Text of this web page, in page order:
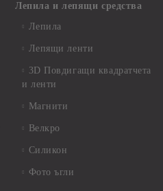
Лепила и лепящи средства
Лепила
Лепящи ленти
3D Повдигащи квадратчета
и ленти
Магнити
Велкро
Силикон
Фото ъгли